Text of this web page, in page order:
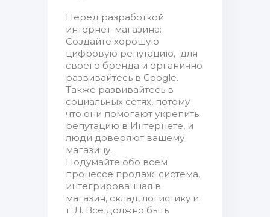
Перед разработкой
интернет-магазина:
Создайте хорошую
цифровую репутацию, для
своего бренда и органично
развивайтесь в Google.
Также развивайтесь в
социальных сетях, потому
что они помогают укрепить
репутацию в Интернете, и
люди доверяют вашему
магазину.
Подумайте обо всем
процессе продаж: система,
интегрированная в
магазин, склад, логистику и
т. Д. Все должно быть